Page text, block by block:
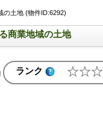
の土地 (物件ID:6292)
商業地域の土地
ランク